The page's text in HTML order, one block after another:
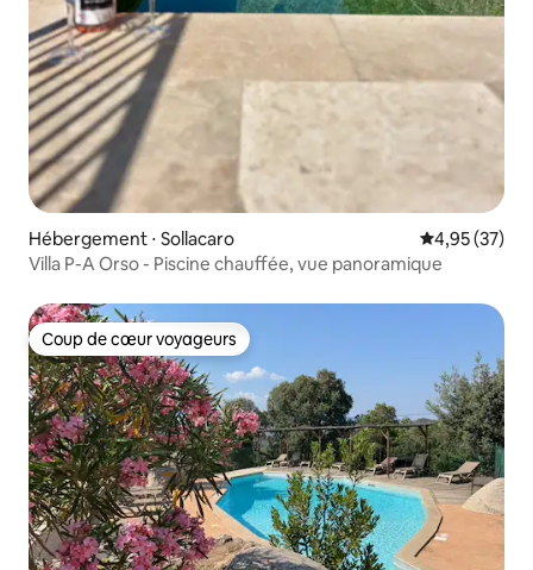
Hébergement ⋅ Sollacaro Évaluation
4,95 (37)
Villa P-A Orso - Piscine chauffée, vue panoramique
Coup de cœur voyageurs
Coup de cœur voyageurs